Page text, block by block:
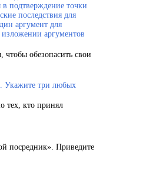
в подтверждение точки
последствия для
аргумент для
аргументов
чтобы обезопасить свои
Укажите три любых
тех, кто принял
посредник». Приведите